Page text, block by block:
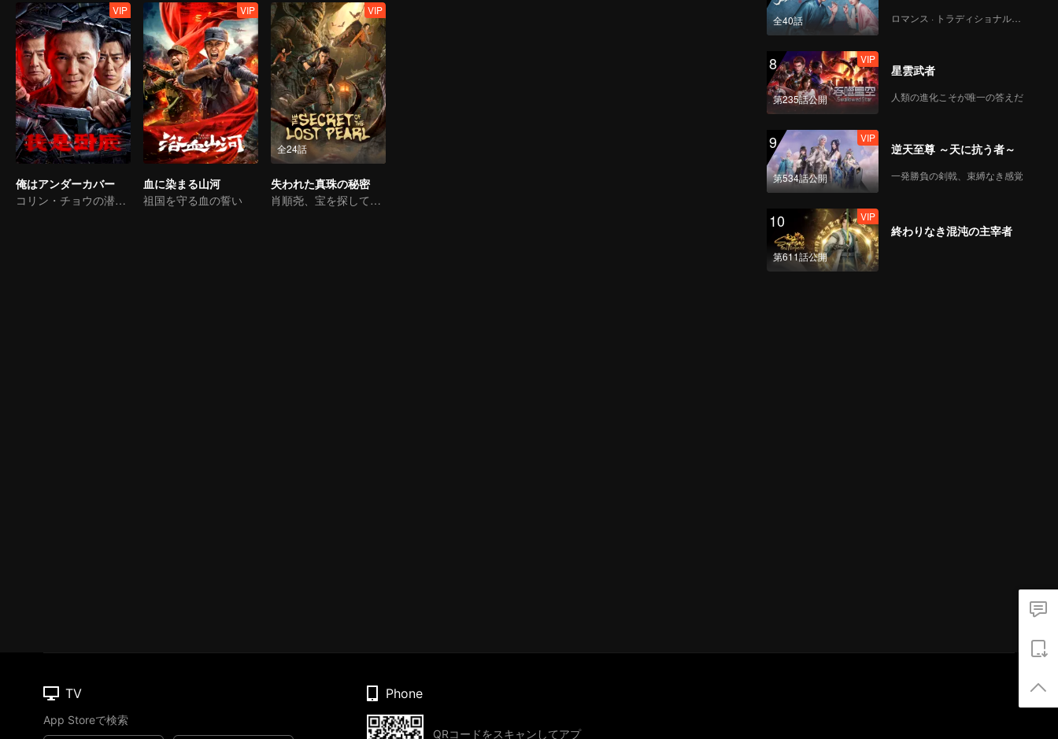
VIP
俺はアンダーカバー
コリン・チョウの潜入戦争
VIP
血に染まる山河
祖国を守る血の誓い
全24話
VIP
失われた真珠の秘密
肖順尧、宝を探して血の呪いを解く
全40話 ロマンス · トラディショナル・コスチューム
8
第235話公開
VIP
星雲武者
人類の進化こそが唯一の答えだ
9
第534話公開
VIP
逆天至尊 ～天に抗う者～
一発勝負の剣戟、束縛なき感覚
10
第611話公開
VIP
終わりなき混沌の主宰者
TV
App Storeで検索
Phone
QRコードをスキャンしてアプ